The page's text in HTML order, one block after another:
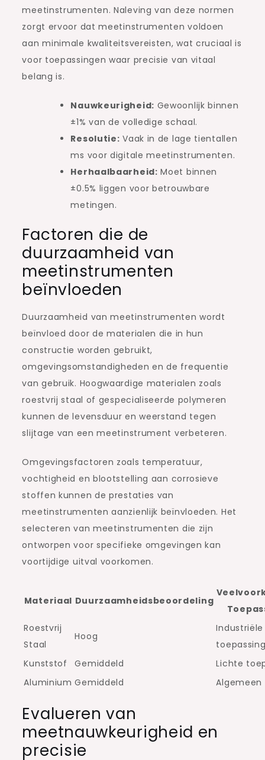
meetinstrumenten. Naleving van deze normen
zorgt ervoor dat meetinstrumenten voldoen
aan minimale kwaliteitsvereisten, wat cruciaal is
voor toepassingen waar precisie van vitaal
belang is.
Nauwkeurigheid: Gewoonlijk binnen
±1% van de volledige schaal.
Resolutie: Vaak in de lage tientallen
ms voor digitale meetinstrumenten.
Herhaalbaarheid: Moet binnen
±0.5% liggen voor betrouwbare
metingen.
Factoren die de
duurzaamheid van
meetinstrumenten
beïnvloeden
Duurzaamheid van meetinstrumenten wordt
beïnvloed door de materialen die in hun
constructie worden gebruikt,
omgevingsomstandigheden en de frequentie
van gebruik. Hoogwaardige materialen zoals
roestvrij staal of gespecialiseerde polymeren
kunnen de levensduur en weerstand tegen
slijtage van een meetinstrument verbeteren.
Omgevingsfactoren zoals temperatuur,
vochtigheid en blootstelling aan corrosieve
stoffen kunnen de prestaties van
meetinstrumenten aanzienlijk beïnvloeden. Het
selecteren van meetinstrumenten die zijn
ontworpen voor specifieke omgevingen kan
voortijdige uitval voorkomen.
Materiaal Duurzaamheidsbeoordeling
Roestvrij
Staal
Hoog
Industriële
Kunststof
Gemiddeld
Lichte
Aluminium Gemiddeld Algemeen
Evalueren van
meetnauwkeurigheid en
precisie